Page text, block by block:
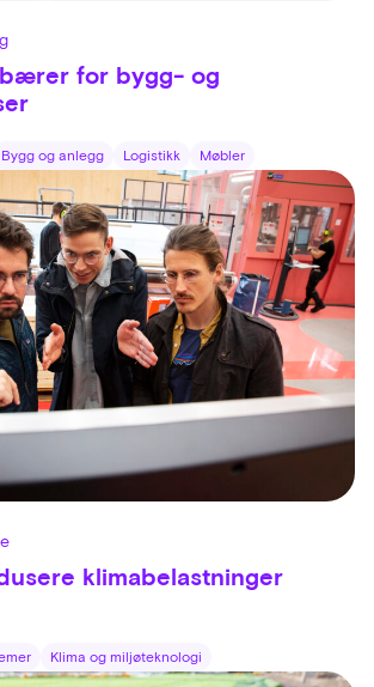
for bygg- og
Bygg og anlegg Logistikk Møbler
klimabelastninger
Klima og miljøteknologi